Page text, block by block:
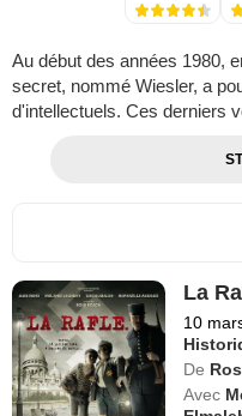
Au début des années 1980,
secret, nommé Wiesler, a
d'intellectuels. Ces derniers
La
10
De
Avec